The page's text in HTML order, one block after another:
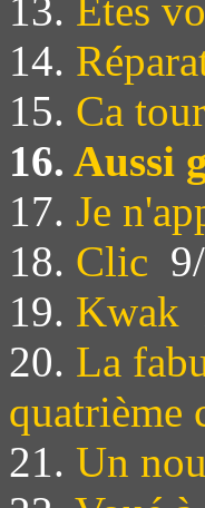
13. Etes
14.
15. Ca
16. Aussi
17. Je
18. Clic
19. Kwak
20. La
quatrième
21. Un